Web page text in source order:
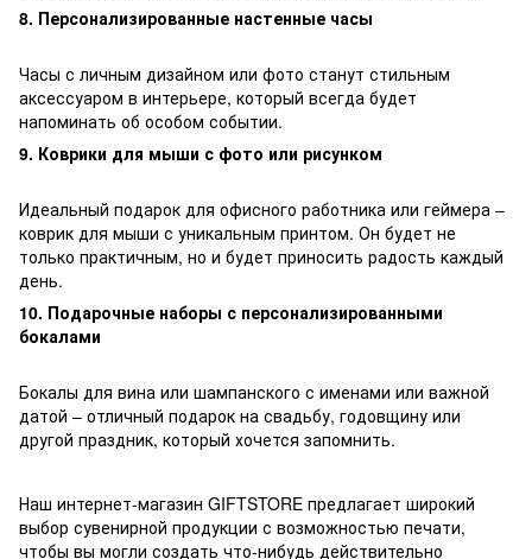
8. Персонализированные настенные часы
Часы с личным дизайном или фото станут стильным
аксессуаром в интерьере, который всегда будет
напоминать об особом событии.
9. Коврики для мыши с фото или рисунком
Идеальный подарок для офисного работника или геймера –
коврик для мыши с уникальным принтом. Он будет не
только практичным, но и будет приносить радость каждый
день.
10. Подарочные наборы с персонализированными
бокалами
Бокалы для вина или шампанского с именами или важной
датой – отличный подарок на свадьбу, годовщину или
другой праздник, который хочется запомнить.
Наш интернет-магазин GIFTSTORE предлагает широкий
выбор сувенирной продукции с возможностью печати,
чтобы вы могли создать что-нибудь действительно